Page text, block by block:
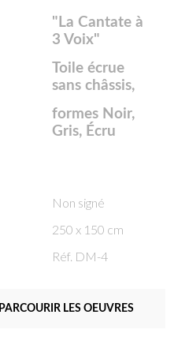
"La Cantate à
3 Voix"
Toile écrue
sans châssis,
formes Noir,
Gris, Écru
Non signé
250 x 150 cm
Réf. DM-4
PARCOURIR LES OEUVRES